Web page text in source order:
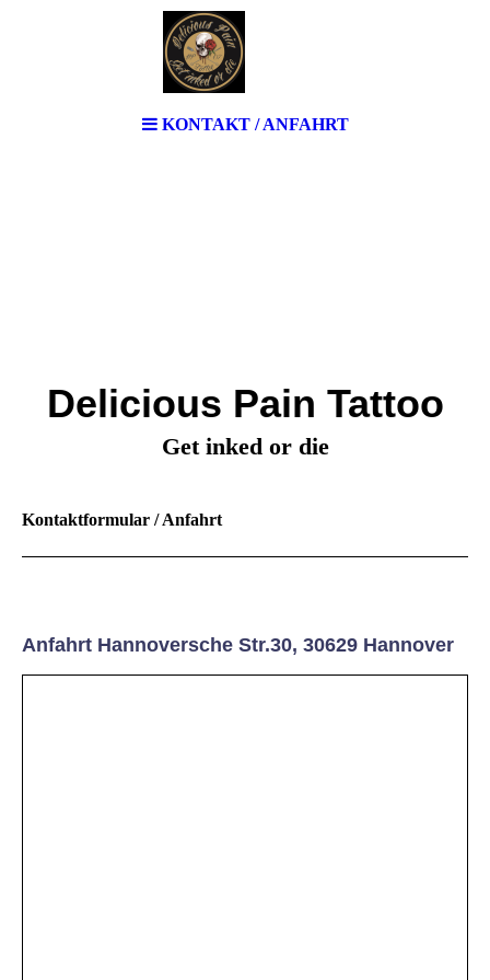
KONTAKT / ANFAHRT
Delicious Pain Tattoo
Get inked or die
Kontaktformular / Anfahrt
Anfahrt Hannoversche Str.30, 30629 Hannover